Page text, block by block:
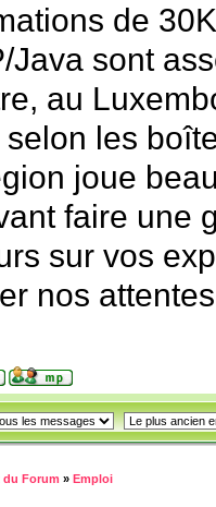
de
Java sont
au
selon les
joue
faire une
sur vos
nos
du Forum » Emploi